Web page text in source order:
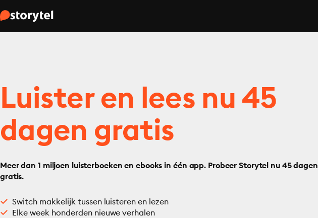
Luister en lees nu 45
dagen gratis
Meer dan 1 miljoen luisterboeken en ebooks in één app. Probeer Storytel nu 45 dagen
gratis.
Switch makkelijk tussen luisteren en lezen
Elke week honderden nieuwe verhalen